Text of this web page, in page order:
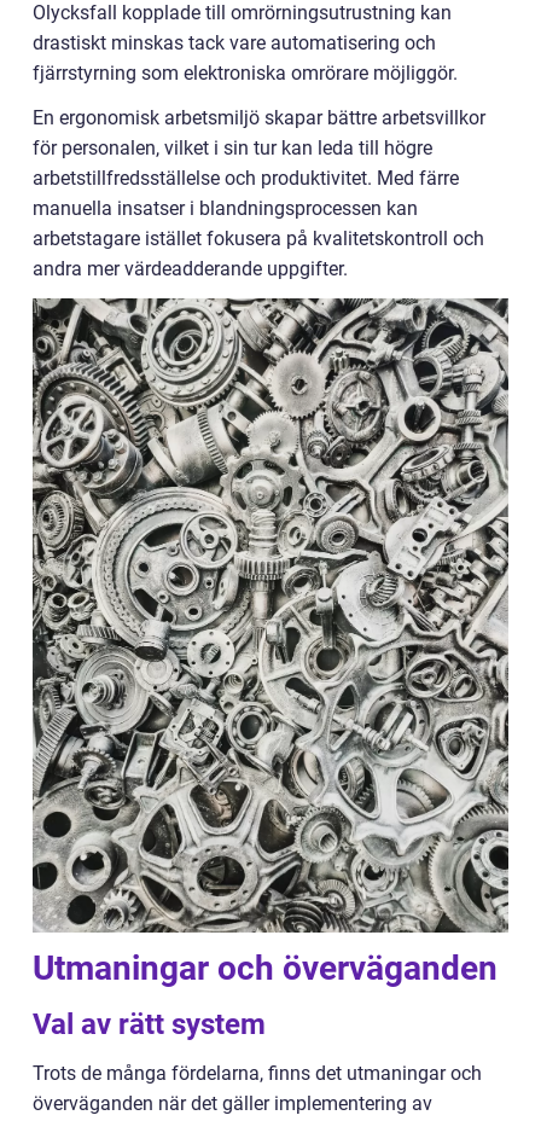
Olycksfall kopplade till omrörningsutrustning kan
drastiskt minskas tack vare automatisering och
fjärrstyrning som elektroniska omrörare möjliggör.
En ergonomisk arbetsmiljö skapar bättre arbetsvillkor
för personalen, vilket i sin tur kan leda till högre
arbetstillfredsställelse och produktivitet. Med färre
manuella insatser i blandningsprocessen kan
arbetstagare istället fokusera på kvalitetskontroll och
andra mer värdeadderande uppgifter.
Utmaningar och överväganden
Val av rätt system
Trots de många fördelarna, finns det utmaningar och
överväganden när det gäller implementering av